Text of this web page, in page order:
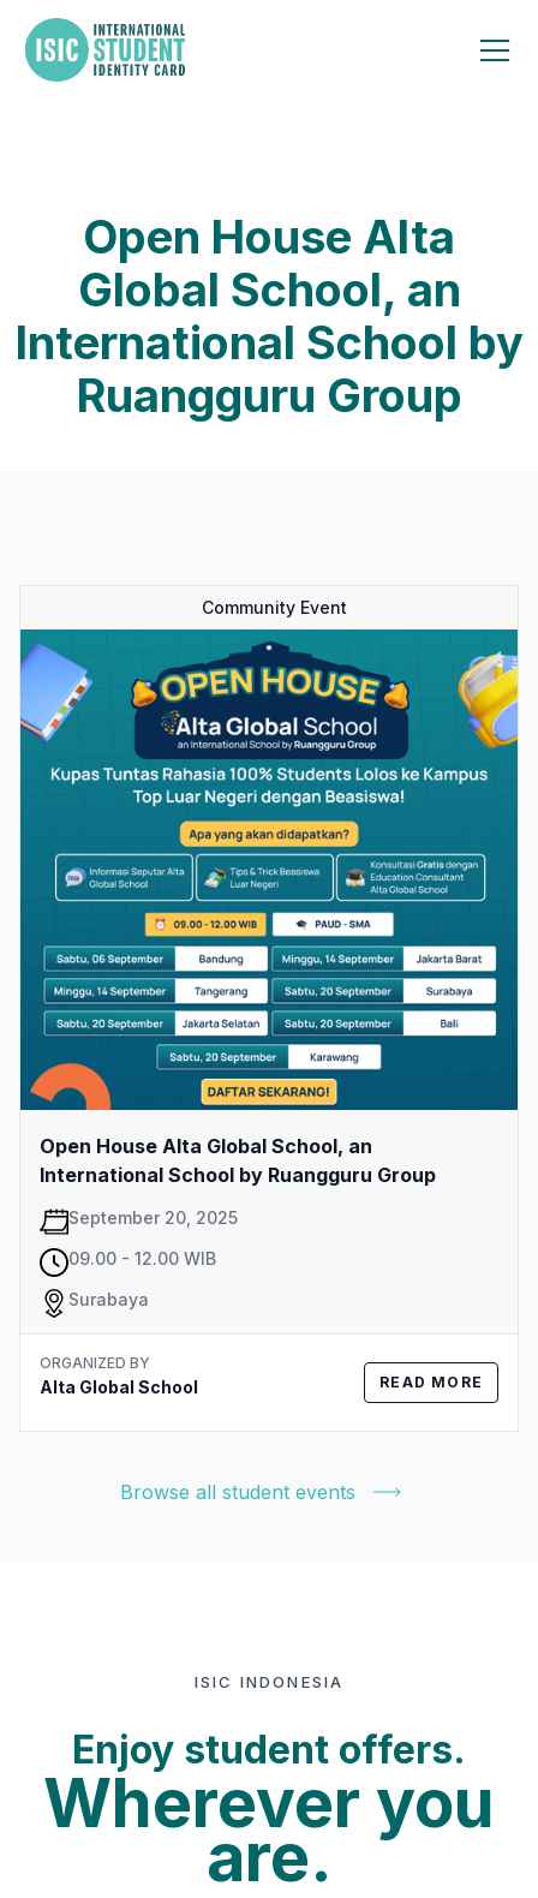
Open House Alta
Global School, an
International School by
Ruangguru Group
Community Event
Open House Alta Global School, an
International School by Ruangguru Group
September 20, 2025
09.00 - 12.00 WIB
Surabaya
ORGANIZED BY
Alta Global School READ MORE
Browse all student events
ISIC INDONESIA
Enjoy student offers.
Wherever you
are.